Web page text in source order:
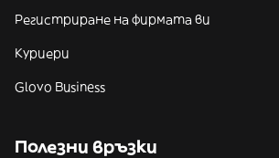
Регистриране на фирмата ви
Куриери
Glovo Business
Полезни връзки